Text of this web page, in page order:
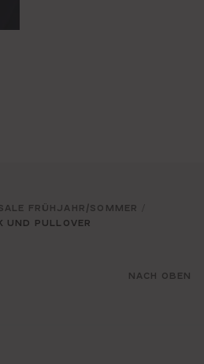
FRÜHJAHR/SOMMER
UND PULLOVER
NACH OBEN